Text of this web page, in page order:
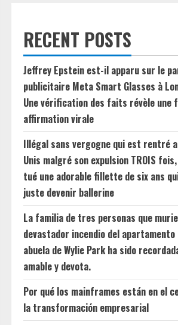
RECENT POSTS
Jeffrey Epstein est-il apparu sur le
publicitaire Meta Smart Glasses à
Une vérification des faits révèle une
affirmation virale
Illégal sans vergogne qui est rentré
Unis malgré son expulsion TROIS
tué une adorable fillette de six ans
juste devenir ballerine
La familia de tres personas que
devastador incendio del apartamento
abuela de Wylie Park ha sido
amable y devota.
Por qué los mainframes están en el
la transformación empresarial